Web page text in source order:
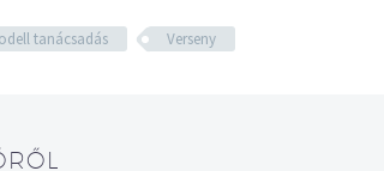
tanácsadás Verseny